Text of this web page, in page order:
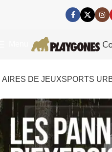
AIRES DE JEUXSPORTS